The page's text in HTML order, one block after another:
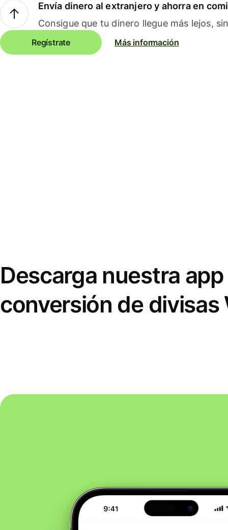
Envía dinero al extranjero y ahorra en
Consigue que tu dinero llegue más lejos,
Regístrate Más información
Descarga nuestra
conversión de divisas